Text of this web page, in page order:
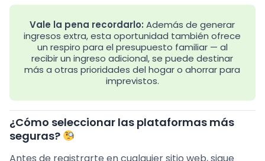
Vale la pena recordarlo: Además de generar
ingresos extra, esta oportunidad también ofrece
un respiro para el presupuesto familiar — al
recibir un ingreso adicional, se puede destinar
más a otras prioridades del hogar o ahorrar para
imprevistos.
¿Cómo seleccionar las plataformas más
seguras?